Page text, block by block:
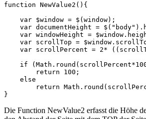
function NewValue2(){
    var $window = $(window);
var documentHeight =
var windowHeight =
var scrollTop =
var scrollPercent = 2*
if
        return 100;
    else
return
}
Die Function NewValue2 erfasst die Höhe